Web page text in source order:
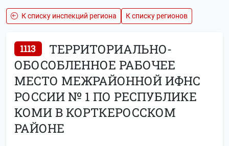
расчёте налога
на прибыль
К списку инспекций региона К списку регионов
1113
ТЕРРИТОРИАЛЬНО-
ОБОСОБЛЕННОЕ РАБОЧЕЕ
МЕСТО МЕЖРАЙОННОЙ ИФНС
РОССИИ № 1 ПО РЕСПУБЛИКЕ
КОМИ В КОРТКЕРОССКОМ
РАЙОНЕ